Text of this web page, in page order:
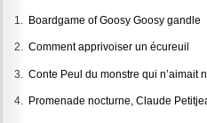
1. Boardgame of Goosy Goosy gandle
2.Comment apprivoiser un écureuil
3.Conte Peul du monstre qui n’aimait
4. Promenade nocturne, Claude